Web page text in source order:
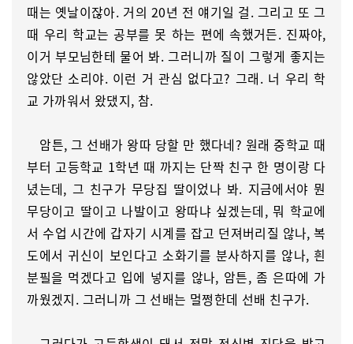
때는 옛날이잖아. 거의 20년 전 얘기일 걸. 그리고 또 그
때 우리 학교는 공부를 못 하는 편에 속했거든. 진짜야,
이거 부모님한테 물어 봐. 그러니까 질이 그렇게 좋지는
않았단 소리야. 이런 거 관심 없다고? 그래. 너 우리 학
교 가까워서 왔댔지, 참.
암튼, 그 선배가 왕따 당할 만 했다네? 원래 중학교 때
부터 고등학교 1학년 때 까지는 단짝 친구 한 명이랑 다
녔는데, 그 친구가 무당집 딸이었나 봐. 지금에서야 뭔
무당이고 딸이고 나발이고 왕따냐 싶겠는데, 뭐 학교에
서 수업 시간에 갑자기 시계를 잡고 던져버리질 않나, 복
도에서 귀신이 보인다고 소화기를 분사하지를 않나, 흰
분필을 먹겠다고 입에 넣지를 않나, 암튼, 좀 은따에 가
까웠겠지. 그러니까 그 선배는 멀쩡한데 선배 친구가.